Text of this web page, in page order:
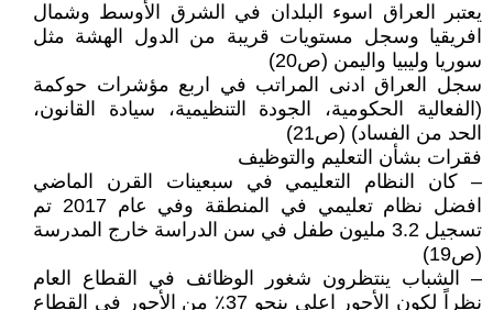
يعتبر العراق اسوء البلدان في الشرق الأوسط وشمال
افريقيا وسجل مستويات قريبة من الدول الهشة مثل
سوريا وليبيا واليمن (ص20)
سجل العراق ادنى المراتب في اربع مؤشرات حوكمة
(الفعالية الحكومية، الجودة التنظيمية، سيادة القانون،
الحد من الفساد) (ص21)
فقرات بشأن التعليم والتوظيف
– كان النظام التعليمي في سبعينات القرن الماضي
افضل نظام تعليمي في المنطقة وفي عام 2017 تم
تسجيل 3.2 مليون طفل في سن الدراسة خارج المدرسة
(ص19)
– الشباب ينتظرون شغور الوظائف في القطاع العام
نظراً لكون الأجور اعلى بنحو 37٪ من الأجور في القطاع